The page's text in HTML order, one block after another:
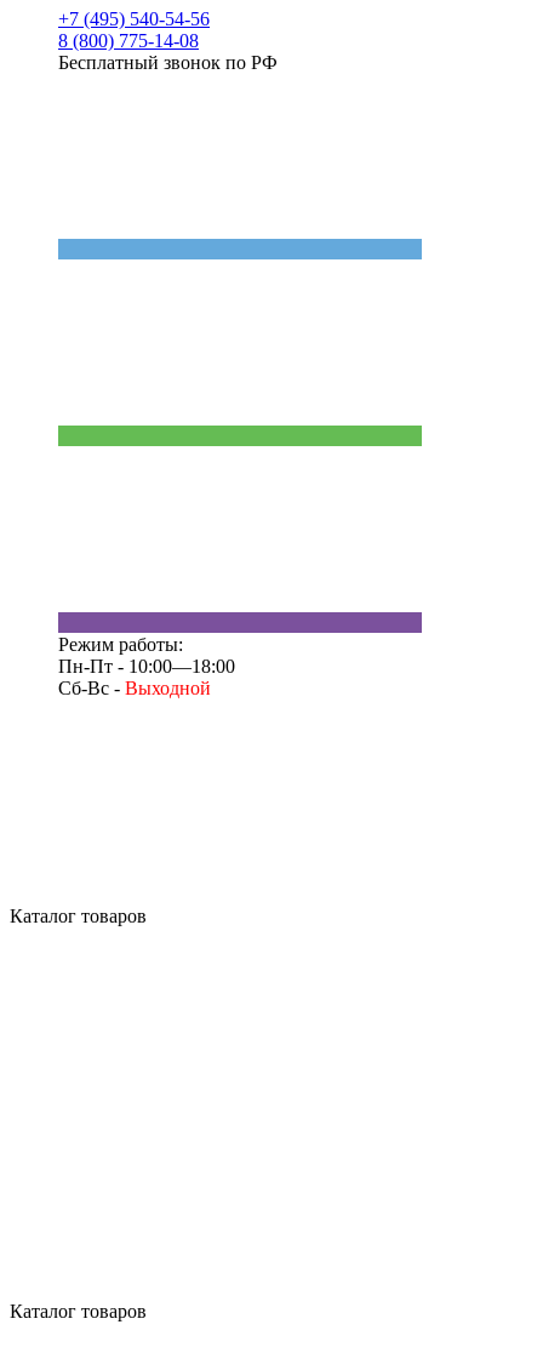
+7 (495) 540-54-56
8 (800) 775-14-08
Бесплатный звонок по РФ
Режим работы:
Пн-Пт - 10:00—18:00
Сб-Вс - Выходной
Каталог товаров
Каталог товаров